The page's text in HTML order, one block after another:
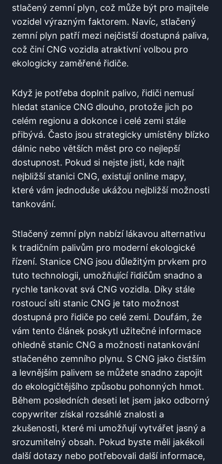
stlačený zemní plyn, což může být pro majitele
vozidel výrazným faktorem. Navíc, stlačený
zemní plyn patří mezi nejčistší dostupná paliva,
což činí CNG vozidla atraktivní volbou pro
ekologicky zaměřené řidiče.
Když je potřeba doplnit palivo, řidiči nemusí
hledat stanice CNG dlouho, protože jich po
celém regionu a dokonce i celé zemi stále
přibývá. Často jsou strategicky umístěny blízko
dálnic nebo větších měst pro co nejlepší
dostupnost. Pokud si nejste jisti, kde najít
nejbližší stanici CNG, existují online mapy,
které vám jednoduše ukážou nejbližší možnosti
tankování.
Stlačený zemní plyn nabízí lákavou alternativu
k tradičním palivům pro moderní ekologické
řízení. Stanice CNG jsou důležitým prvkem pro
tuto technologii, umožňující řidičům snadno a
rychle tankovat svá CNG vozidla. Díky stále
rostoucí síti stanic CNG je tato možnost
dostupná pro řidiče po celé zemi. Doufám, že
vám tento článek poskytl užitečné informace
ohledně stanic CNG a možnosti natankování
stlačeného zemního plynu. S CNG jako čistším
a levnějším palivem se můžete snadno zapojit
do ekologičtějšího způsobu pohonných hmot.
Během posledních deseti let jsem jako odborný
copywriter získal rozsáhlé znalosti a
zkušenosti, které mi umožňují vytvářet jasný a
srozumitelný obsah. Pokud byste měli jakékoli
další dotazy nebo potřebovali další informace,